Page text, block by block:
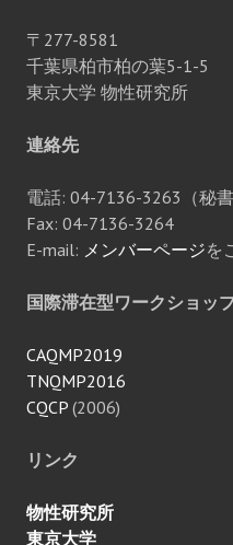
〒277-8581
千葉県柏市柏の葉5-1-5
東京大学 物性研究所
連絡先
電話: 04-7136-3263（秘書
Fax: 04-7136-3264
E-mail: メンバーページを
国際滞在型ワークショッ
CAQMP2019
TNQMP2016
CQCP (2006)
リンク
物性研究所
東京大学